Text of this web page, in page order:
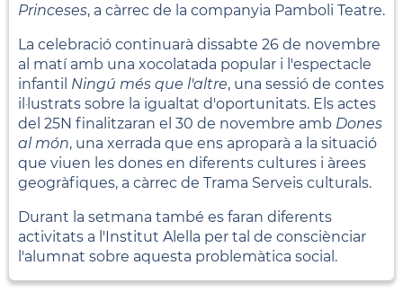
Princeses, a càrrec de la companyia Pamboli Teatre.
La celebració continuarà dissabte 26 de novembre
al matí amb una xocolatada popular i l'espectacle
infantil Ningú més que l'altre, una sessió de contes
il·lustrats sobre la igualtat d'oportunitats. Els actes
del 25N finalitzaran el 30 de novembre amb Dones
al món, una xerrada que ens aproparà a la situació
que viuen les dones en diferents cultures i àrees
geogràfiques, a càrrec de Trama Serveis culturals.
Durant la setmana també es faran diferents
activitats a l'Institut Alella per tal de consciènciar
l'alumnat sobre aquesta problemàtica social.